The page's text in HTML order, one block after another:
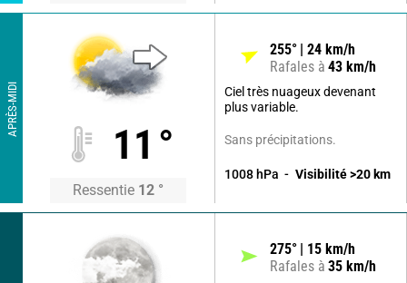
APRÈS-MIDI
11 °
Ressentie 12 °
255° 24 km/h
Rafales à 43 km/h
Ciel très nuageux devenant
plus variable.
Sans précipitations.
1008 hPa Visibilité >20 km
275° 15 km/h
Rafales à 35 km/h